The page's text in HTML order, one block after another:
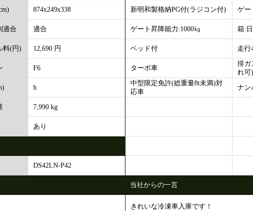
874x249x338
適合 適合
料(円) 12,690 円
F6
h
7,990 kg
あり
DS42LN-P42
新明和製格納PG付(ラジコン付) ゲー
ゲート昇降能力:1000㎏ 箱:
ベッド付 走行
ターボ車
排ガ
れ可)
中型限定免許(総重量8t未満)対
応車
ナン
当社からの一言
きれいな冷凍車入庫です！